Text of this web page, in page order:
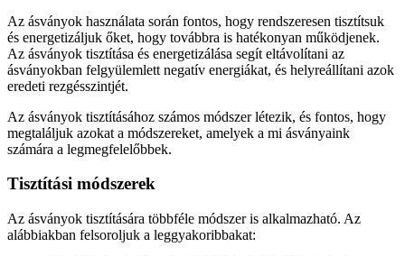
Az ásványok használata során fontos, hogy rendszeresen tisztítsuk
és energetizáljuk őket, hogy továbbra is hatékonyan működjenek.
Az ásványok tisztítása és energetizálása segít eltávolítani az
ásványokban felgyülemlett negatív energiákat, és helyreállítani azok
eredeti rezgésszintjét.
Az ásványok tisztításához számos módszer létezik, és fontos, hogy
megtaláljuk azokat a módszereket, amelyek a mi ásványaink
számára a legmegfelelőbbek.
Tisztítási módszerek
Az ásványok tisztítására többféle módszer is alkalmazható. Az
alábbiakban felsoroljuk a leggyakoribbakat: